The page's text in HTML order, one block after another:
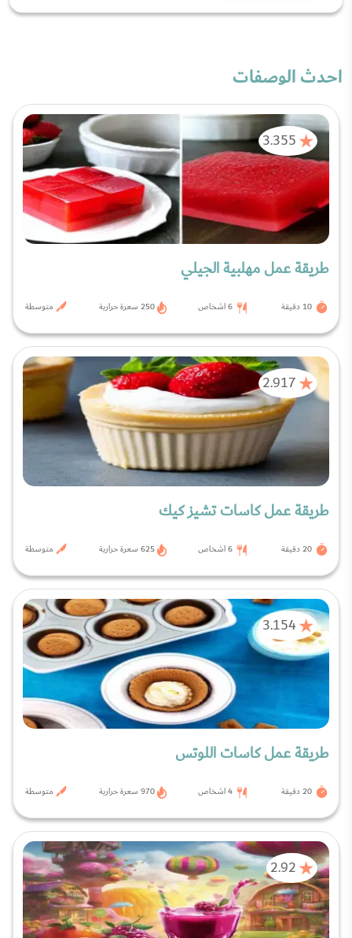
احدث الوصفات
3.355
طريقة عمل مهلبية الجيلي
10 دقيقة 6 اشخاص 250 سعرة حرارية متوسطة
2.917
طريقة عمل كاسات تشيز كيك
20 دقيقة 6 اشخاص 625 سعرة حرارية متوسطة
3.154
طريقة عمل كاسات اللوتس
20 دقيقة 4 اشخاص 970 سعرة حرارية متوسطة
2.92